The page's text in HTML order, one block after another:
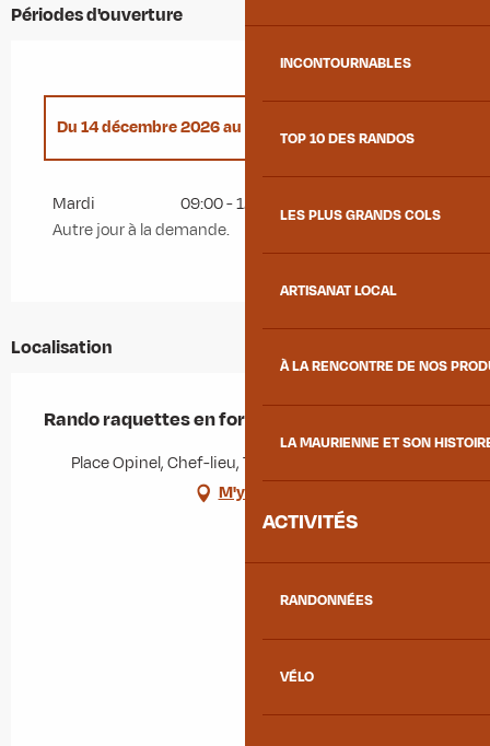
INCONTOURNABLES
TOP 10 DES RANDOS
LES PLUS GRANDS COLS
ARTISANAT LOCAL
À LA RENCONTRE DE NOS
LA MAURIENNE ET SON
ACTIVITÉS
RANDONNÉES
VÉLO
Périodes d'ouverture
1 janvier 2026
Du14 décembre 2026au 30 avril 2027
Mardi
09:00 - 12:00
Autre jour à la demande.
Localisation
Rando raquettes en forêt
Place Opinel, Chef-lieu, 73300 Albiez-Montrond
M'y rendre